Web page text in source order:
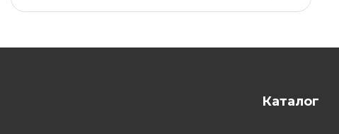
Каталог